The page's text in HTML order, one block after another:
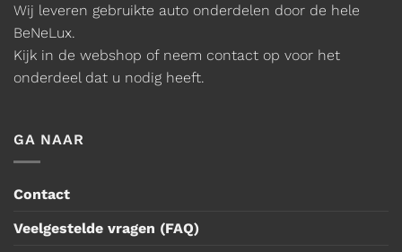
Wij leveren gebruikte auto onderdelen door de hele
BeNeLux.
Kijk in de webshop of neem contact op voor het
onderdeel dat u nodig heeft.
GA NAAR
Contact
Veelgestelde vragen (FAQ)